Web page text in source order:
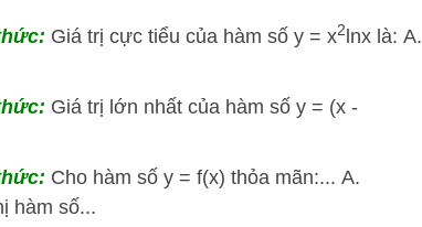
Giá trị cực tiểu của hàm số y = x2 lnx là: A.
Giá trị lớn nhất của hàm số y = (x -
Cho hàm số y = f(x) thỏa mãn:... A.
hàm số...